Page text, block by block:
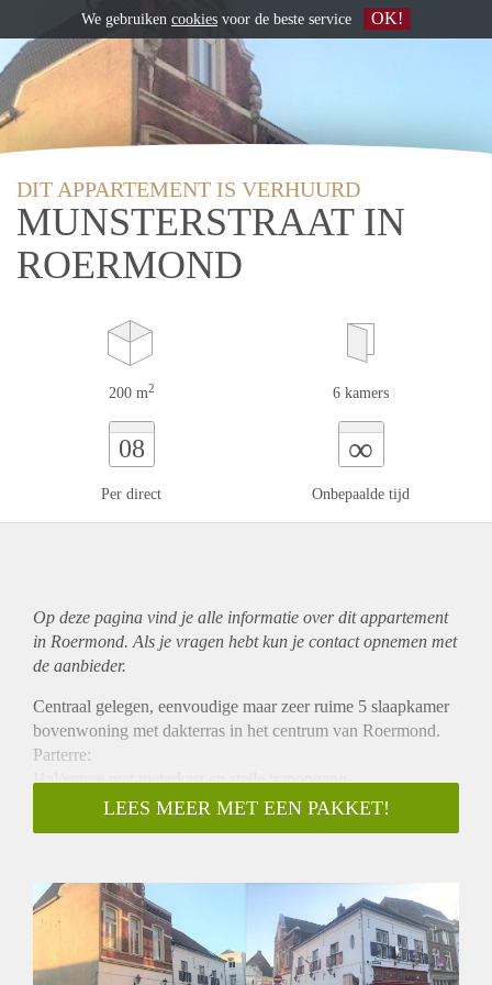
DIT APPARTEMENT IS VERHUURD
MUNSTERSTRAAT IN
ROERMOND
200 m2 6 kamers
08
Per direct
∞
Onbepaalde tijd
Op deze pagina vind je alle informatie over ditappartement
in Roermond. Als je vragen hebt kun je contact opnemen met
de aanbieder.
Centraal gelegen, eenvoudige maar zeer ruime 5 slaapkamer
bovenwoning met dakterras in het centrum van Roermond.
Parterre:
Hal/entree met meterkast en steile trapopgang.
1e Verdieping:
Ruime overloop.
Slaapkamer 1 (5.45m x 2.75m)
Slaapkamer 2 (4.38m x 4.01m)
Keuken met vaatwasser, 4 pits elektrisch fornuis en afzuikap
(4.20m x 3.05m)
LEES MEER MET EEN PAKKET!
We gebruiken cookies voor de beste service OK!